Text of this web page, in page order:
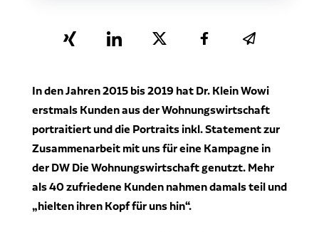
Mehrwerte für Immobilienfonds &
Immobilieninvestoren
Think forward
Das Beste aus zwei Welten
Stellenausschreibungen
An diversen Standorten
Ansprechpartner
Experten finden
Events
Online-Seminare & Präsenzveranstaltungen
Dr. Klein Wowi Business Lunch
In den Jahren 2015 bis 2019 hat Dr. Klein Wowi
erstmals Kunden aus der Wohnungswirtschaft
portraitiert und die Portraits inkl. Statement zur
Zusammenarbeit mit uns für eine Kampagne in
der DW Die Wohnungswirtschaft genutzt. Mehr
als 40 zufriedene Kunden nahmen damals teil und
„hielten ihren Kopf für uns hin“.